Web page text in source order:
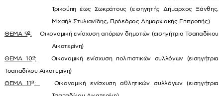
Τρικούπη έως Σωκράτους (εισηγητής Δήμαρχος Ξάνθης,
Μιχαήλ Στυλιανίδης, Πρόεδρος Δημαρχιακής Επιτροπής)
ΘΕΜΑ 9ο: Οικονομική ενίσχυση απόρων δημοτών (εισηγήτρια Τσαπαδίκου
Αικατερίνη)
ΘΕΜΑ 10ο: Οικονομική ενίσχυση πολιτιστικών συλλόγων (εισηγήτρια
Τσαπαδίκου Αικατερίνη)
ΘΕΜΑ 11ο: Οικονομική ενίσχυση αθλητικών συλλόγων (εισηγήτρια